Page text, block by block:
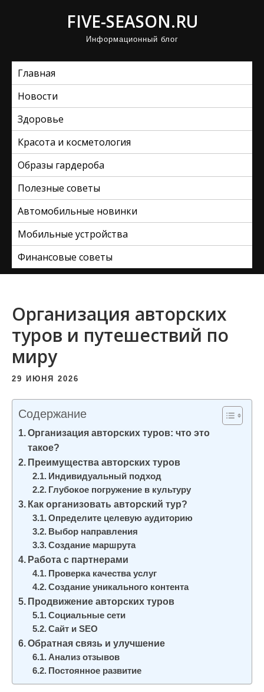
и
FIVE-SEASON.RU
Информационный блог
Главная
Новости
Здоровье
Красота и косметология
Образы гардероба
Полезные советы
Автомобильные новинки
Мобильные устройства
Финансовые советы
Организация авторских
туров и путешествий по
миру
29 ИЮНЯ 2026
Содержание
Организация авторских туров: что это
такое?
Преимущества авторских туров
Индивидуальный подход
Глубокое погружение в культуру
Как организовать авторский тур?
Определите целевую аудиторию
Выбор направления
Создание маршрута
Работа с партнерами
Проверка качества услуг
Создание уникального контента
Продвижение авторских туров
Социальные сети
Сайт и SEO
Обратная связь и улучшение
Анализ отзывов
Постоянное развитие